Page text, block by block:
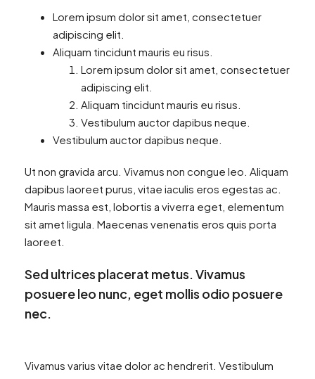
Lorem ipsum dolor sit amet, consectetuer
adipiscing elit.
Aliquam tincidunt mauris eu risus.
Lorem ipsum dolor sit amet, consectetuer
adipiscing elit.
Aliquam tincidunt mauris eu risus.
Vestibulum auctor dapibus neque.
Vestibulum auctor dapibus neque.
Ut non gravida arcu. Vivamus non congue leo. Aliquam
dapibus laoreet purus, vitae iaculis eros egestas ac.
Mauris massa est, lobortis a viverra eget, elementum
sit amet ligula. Maecenas venenatis eros quis porta
laoreet.
Sed ultrices placerat metus. Vivamus
posuere leo nunc, eget mollis odio posuere
nec.
Vivamus varius vitae dolor ac hendrerit. Vestibulum